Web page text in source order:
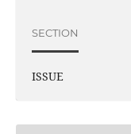
SECTION
ISSUE